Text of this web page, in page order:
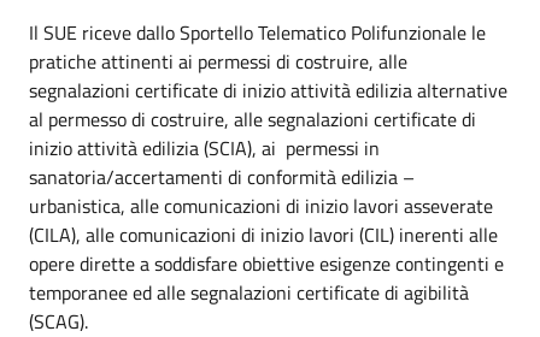
Il SUE riceve dallo Sportello Telematico Polifunzionale le
pratiche attinenti ai permessi di costruire, alle
segnalazioni certificate di inizio attività edilizia alternative
al permesso di costruire, alle segnalazioni certificate di
inizio attività edilizia (SCIA), ai permessi in
sanatoria/accertamenti di conformità edilizia –
urbanistica, alle comunicazioni di inizio lavori asseverate
(CILA), alle comunicazioni di inizio lavori (CIL) inerenti alle
opere dirette a soddisfare obiettive esigenze contingenti e
temporanee ed alle segnalazioni certificate di agibilità
(SCAG).